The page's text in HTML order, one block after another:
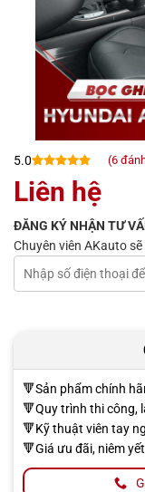
5.0
5.0
trên 5
dựa trên
6
(6
Liên hệ
ĐĂNG KÝ NHẬN TƯ
Chuyên viên AKauto
🔻Sản phẩm chính
🔻Quy trình thi công,
🔻Kỹ thuật viên tay
🔻Giá ưu đãi, niêm